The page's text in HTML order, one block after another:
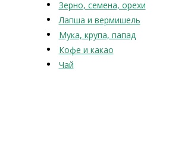
Зерно, семена, орехи
Лапша и вермишель
Мука, крупа, папад
Кофе и какао
Чай